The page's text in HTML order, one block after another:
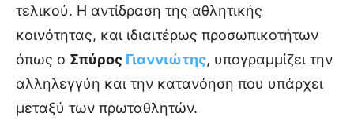
τελικού. Η αντίδραση της αθλητικής
κοινότητας, και ιδιαιτέρως προσωπικοτήτων
όπως ο Σπύρος Γιαννιώτης, υπογραμμίζει την
αλληλεγγύη και την κατανόηση που υπάρχει
μεταξύ των πρωταθλητών.